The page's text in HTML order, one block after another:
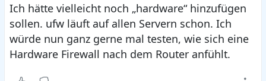
Ich hätte vielleicht noch „hardware“ hinzufügen
sollen. ufw läuft auf allen Servern schon. Ich
würde nun ganz gerne mal testen, wie sich eine
Hardware Firewall nach dem Router anfühlt.